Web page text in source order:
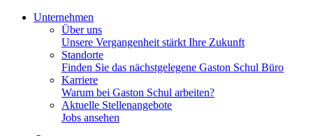
Unternehmen
Über uns
Unsere Vergangenheit stärkt Ihre Zukunft
Standorte
Finden Sie das nächstgelegene Gaston Schul Büro
Karriere
Warum bei Gaston Schul arbeiten?
Aktuelle Stellenangebote
Jobs ansehen